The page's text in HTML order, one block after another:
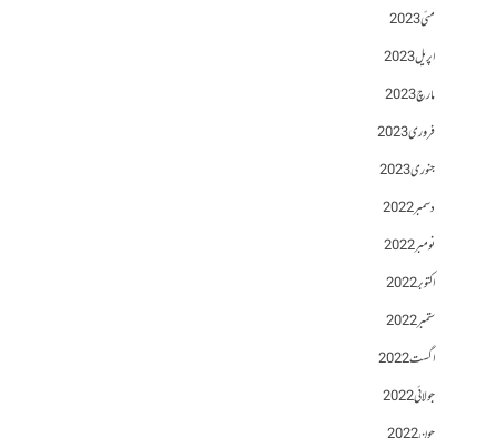
مئی 2023
اپریل 2023
مارچ 2023
فروری 2023
جنوری 2023
دسمبر 2022
نومبر 2022
اکتوبر 2022
ستمبر 2022
اگست 2022
جولائی 2022